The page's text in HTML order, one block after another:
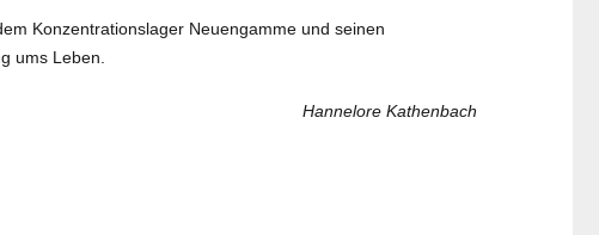
Konzentrationslager Neuengamme und seinen
ums Leben.
Hannelore Kathenbach